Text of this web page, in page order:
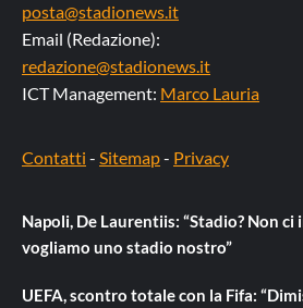
posta@stadionews.it
Email (Redazione):
redazione@stadionews.it
ICT Management: Marco Lauria
Contatti - Sitemap- Privacy
Napoli, De Laurentiis: “Stadio? Non ci
vogliamo uno stadio nostro”
UEFA, scontro totale con la Fifa: